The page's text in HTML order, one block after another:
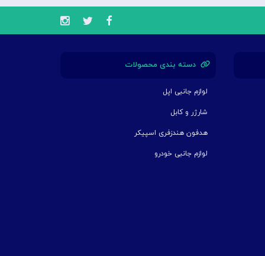
دسته بندی محصولات
لوازم جانبی اپل
شارژر و کابل
هدفون هندزفری اسپیکر
لوازم جانبی خودرو